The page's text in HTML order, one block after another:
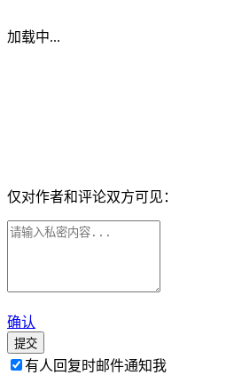
加载中...
仅对作者和评论双方可见：
确认
提交
有人回复时邮件通知我